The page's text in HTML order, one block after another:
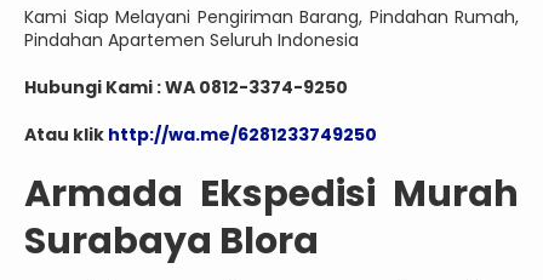
Kami Siap Melayani Pengiriman Barang, Pindahan Rumah,
Pindahan Apartemen Seluruh Indonesia
Hubungi Kami : WA 0812-3374-9250
Atau klik http://wa.me/6281233749250
Armada Ekspedisi Murah
Surabaya Blora